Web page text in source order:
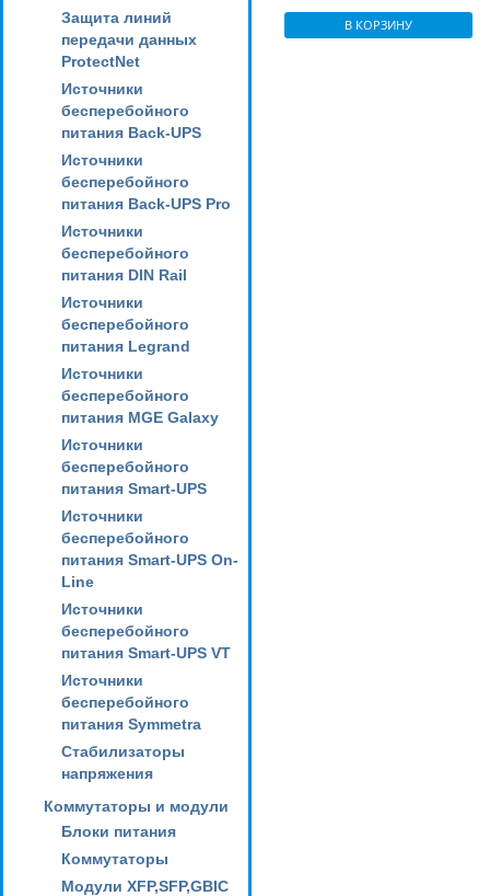
Защита линий
передачи данных
ProtectNet
Источники
бесперебойного
питания Back-UPS
Источники
бесперебойного
питания Back-UPS Pro
Источники
бесперебойного
питания DIN Rail
Источники
бесперебойного
питания Legrand
Источники
бесперебойного
питания MGE Galaxy
Источники
бесперебойного
питания Smart-UPS
Источники
бесперебойного
питания Smart-UPS On-
Line
Источники
бесперебойного
питания Smart-UPS VT
Источники
бесперебойного
питания Symmetra
Стабилизаторы
напряжения
Коммутаторы и модули
Блоки питания
Коммутаторы
Модули XFP,SFP,GBIC
В КОРЗИНУ